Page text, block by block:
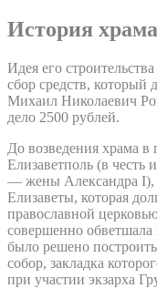
История храма
Идея его
сбор средств, который
Михаил Николаевич
дело 2500 рублей.
До возведения храма в
Елизаветполь (в
— жены Александра I),
Елизаветы, которая
православной
совершенно обветшала
было решено
собор, закладка
при участии экзарха